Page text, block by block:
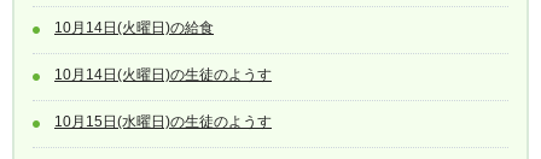
10月14日(火曜日)の給食
10月14日(火曜日)の生徒のようす
10月15日(水曜日)の生徒のようす